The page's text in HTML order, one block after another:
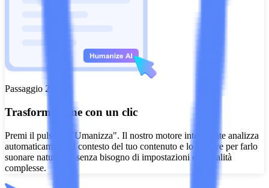
Passaggio 2
Trasformazione con un clic
Premi il pulsante "Umanizza". Il nostro motore intelligente analizza
automaticamente il contesto del tuo contenuto e lo riscrive per farlo
suonare naturale—senza bisogno di impostazioni o modalità
complesse.